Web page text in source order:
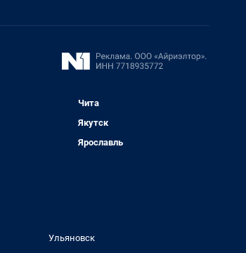
Чита
Якутск
Ярославль
Ульяновск